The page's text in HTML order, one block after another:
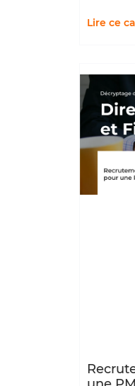
Lire ce